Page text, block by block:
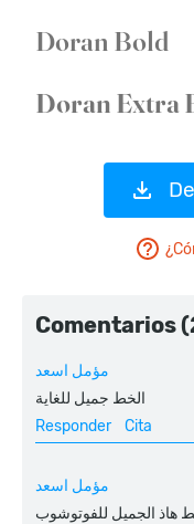
Comentarios
مؤمل اسعد
الخط جميل للغاية
Responder
Cita
مؤمل اسعد
هاذ الجميل للفوتوشوب